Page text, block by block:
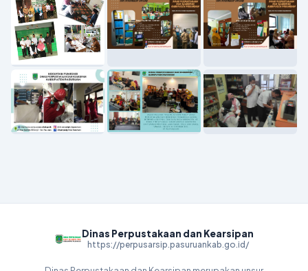
Dinas Perpustakaan dan Kearsipan
https://perpusarsip.pasuruankab.go.id/